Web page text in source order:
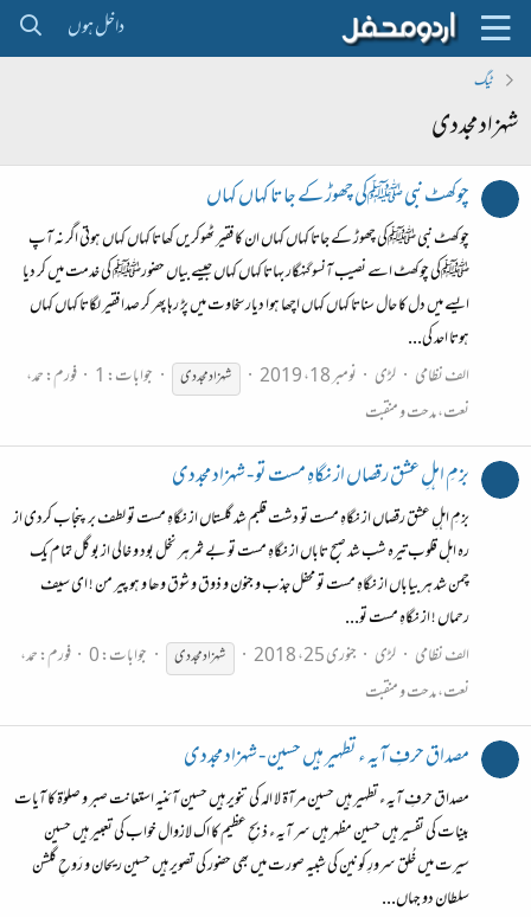
داخل ہوں
ٹیگ
شہزاد مجددی
چوکھٹ نبی ﷺکی چھوڑ کے جاتا کہاں کہاں
چوکھٹ نبی ﷺکی چھوڑ کے جاتا کہاں کہاں ان کا فقیر ٹھوکریں کھاتا کہاں کہاں ہوتی اگر نہ آپ
ﷺکی چوکھٹ اسے نصیب آنسو گنہگار بہاتا کہاں کہاں جیسے بیاں حضورﷺ کی خدمت میں کر دیا
ایسے میں دل کا حال سناتا کہاں کہاں اچھا ہوا دیار سخاوت میں پڑ رہا پھر کر صدا فقیر لگاتا کہاں کہاں
ہوتا احد کی...
الف نظامی
لڑی نومبر 18، 2019 شہزادمجددی جوابات: 1 فورم:حمد،
نعت، مدحت و منقبت
بزمِ اہلِ عشق رقصاں از نگاہِ مست تو - شہزاد مجددی
بزمِ اہلِ عشق رقصاں از نگاہِ مست تو دشت قلبم شد گلستاں از نگاہِ مست تو لطف بر پنجاب کردی از
رہ اہل قلوب تیرہ شب شد صبح تاباں از نگاہِ مست تو بے ثمر ہر نخل بود و خالی از بو گل تمام یک
چمن شد ہر بیاباں از نگاہِ مست تو محفل جذب و جنون و ذوق و شوق و ھا و ہو پیر من ! ای سیف
رحماں ! از نگاہِ مست تو...
الف نظامی
لڑی جنوری 25، 2018 شہزادمجددی جوابات: 0 فورم:حمد،
نعت، مدحت و منقبت
مصداق حرفِ آیہ ء تطہیر ہیں حسین - شہزاد مجددی
مصداق حرفِ آیہ ء تطہیر ہیں حسین مرآۃ لا الہ کی تنویر ہیں حسین آئنیہ استعانت صبر و صلوٰۃ کا آیات
بینات کی تفسیر ہیں حسین مظہر ہیں سر آیہ ء ذبحِ عظیم کا اک لازوال خواب کی تعبیر ہیں حسین
سیرت میں خُلق سرورِ کونین کی شبیہ صورت میں بھی حضور کی تصویر ہیں حسین ریحان و رَوحِ گلشن
سلطان دو جہاں...